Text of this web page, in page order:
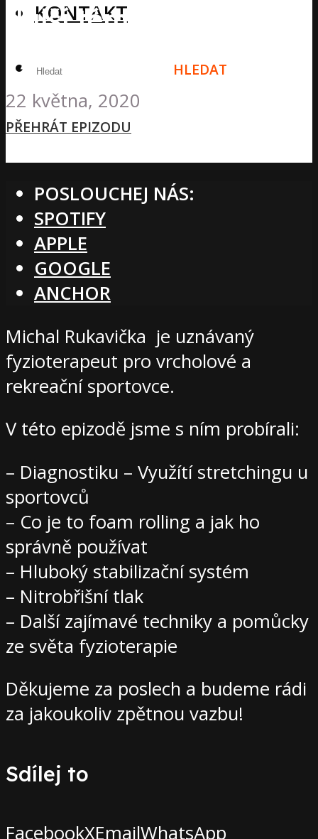
KONTAKT
HLEDAT
MENU
další témata ze světa
22 května, 2020
PŘEHRÁT EPIZODU
POSLOUCHEJ NÁS:
SPOTIFY
APPLE
GOOGLE
ANCHOR
Michal Rukavička je uznávaný
fyzioterapeut pro vrcholové a
rekreační sportovce.
V této epizodě jsme s ním probírali:
– Diagnostiku – Využítí stretchingu u
sportovců
– Co je to foam rolling a jak ho
správně používat
– Hluboký stabilizační systém
– Nitrobřišní tlak
– Další zajímavé techniky a pomůcky
ze světa fyzioterapie
Děkujeme za poslech a budeme rádi
za jakoukoliv zpětnou vazbu!
Sdílej to
FacebookXEmailWhatsApp